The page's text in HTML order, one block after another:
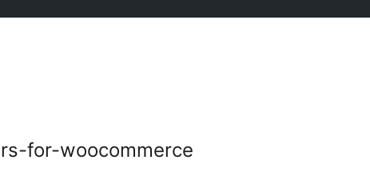
for-woocommerce